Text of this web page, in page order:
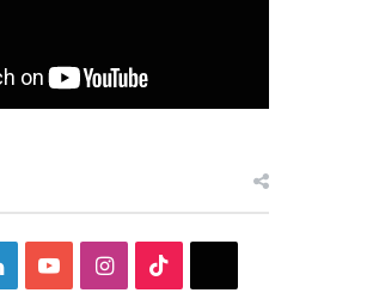
LinkedInYouTubeInstagram